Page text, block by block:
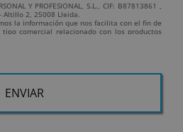
Y PROFESIONAL, S.L., CIF: B87813861 ,
Altillo 2, 25008 Lleida.
la información que nos facilita con el fin de
comercial relacionado con los productos
que fueran de su interés.
del interesado.
Política de Privacidad.